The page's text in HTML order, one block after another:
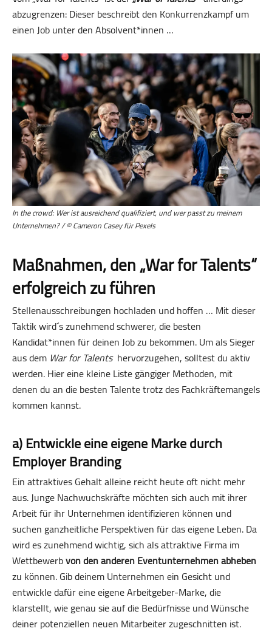
abzugrenzen: Dieser beschreibt den Konkurrenzkampf um
einen Job unter den Absolvent*innen …
In the crowd: Wer ist ausreichend qualifiziert, und wer passt zu meinem
Unternehmen? / © Cameron Casey für Pexels
Maßnahmen, den „War for Talents“
erfolgreich zu führen
Stellenausschreibungen hochladen und hoffen … Mit dieser
Taktik wird´s zunehmend schwerer, die besten
Kandidat*innen für deinen Job zu bekommen. Um als Sieger
aus dem War for Talentshervorzugehen, solltest du aktiv
werden. Hier eine kleine Liste gängiger Methoden, mit
denen du an die besten Talente trotz des Fachkräftemangels
kommen kannst.
a) Entwickle eine eigene Marke durch
Employer Branding
Ein attraktives Gehalt alleine reicht heute oft nicht mehr
aus. Junge Nachwuchskräfte möchten sich auch mit ihrer
Arbeit für ihr Unternehmen identifizieren können und
suchen ganzheitliche Perspektiven für das eigene Leben. Da
wird es zunehmend wichtig, sich als attraktive Firma im
Wettbewerbvon den anderen Eventunternehmen abheben
zu können. Gib deinem Unternehmen ein Gesicht und
entwickle dafür eine eigene Arbeitgeber-Marke, die
klarstellt, wie genau sie auf die Bedürfnisse und Wünsche
deiner potenziellen neuen Mitarbeiter zugeschnitten ist.